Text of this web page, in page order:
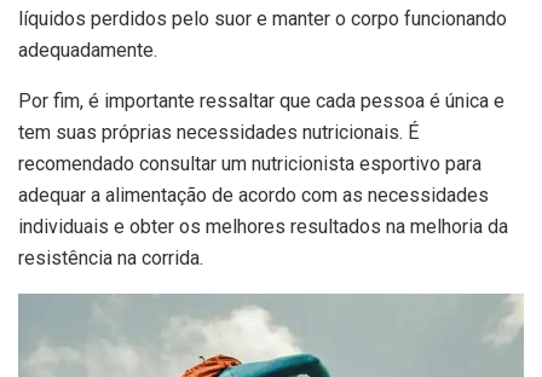
líquidos perdidos pelo suor e manter o corpo funcionando
adequadamente.
Por fim, é importante ressaltar que cada pessoa é única e
tem suas próprias necessidades nutricionais. É
recomendado consultar um nutricionista esportivo para
adequar a alimentação de acordo com as necessidades
individuais e obter os melhores resultados na melhoria da
resistência na corrida.